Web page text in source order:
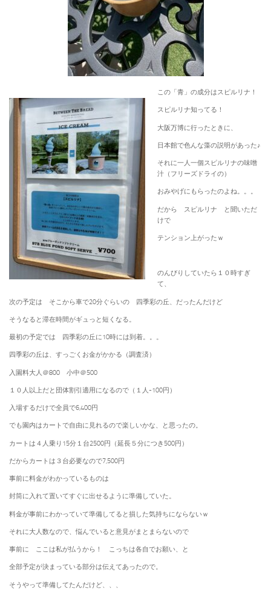
この「青」の成分はスピルリナ！
スピルリナ知ってる！
大阪万博に行ったときに、
日本館で色んな藻の説明があった♪
それに一人一個スピルリナの味噌
汁（フリーズドライの）
おみやげにもらったのよね。。。
だから スピルリナ と聞いただ
けで
テンション上がったｗ
のんびりしていたら１０時すぎ
て、
次の予定は そこから車で20分ぐらいの 四季彩の丘、だったんだけど
そうなると滞在時間がギュっと短くなる。
最初の予定では 四季彩の丘に10時には到着。。。
四季彩の丘は、すっごくお金がかかる（調査済）
入園料大人＠800 小中＠500
１０人以上だと団体割引適用になるので（１人-100円）
入場するだけで全員で6,400円
でも園内はカートで自由に見れるので楽しいかな、と思ったの。
カートは４人乗り15分１台2500円（延長５分につき500円）
だからカートは３台必要なので7,500円
事前に料金がわかっているものは
封筒に入れて置いてすぐに出せるように準備していた。
料金が事前にわかっていて準備してると損した気持ちにならないｗ
それに大人数なので、悩んでいると意見がまとまらないので
事前に ここは私が払うから！ こっちは各自でお願い、と
全部予定が決まっている部分は伝えてあったので。
そうやって準備してたんだけど、、、